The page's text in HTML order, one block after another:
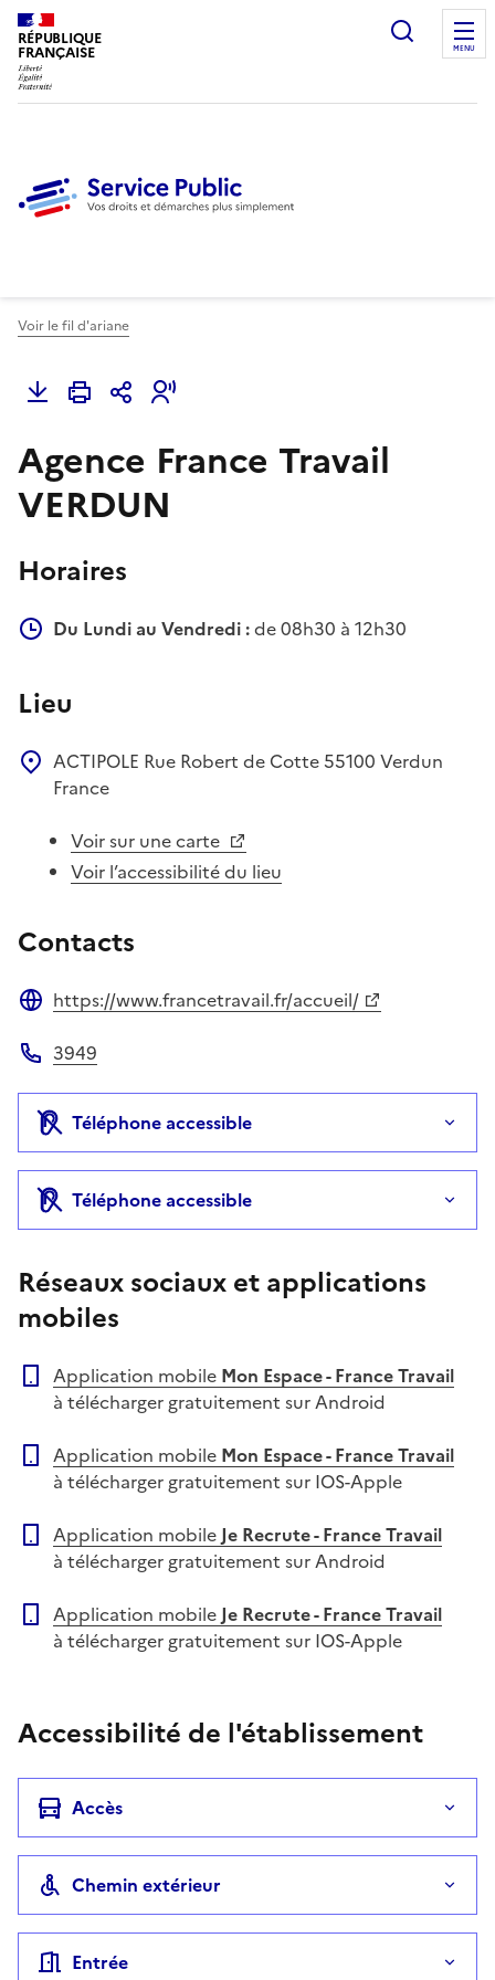
RÉPUBLIQUE
FRANÇAISE
Ouvrir
MENU
Voir le fil d'ariane
Agence France Travail
VERDUN
Horaires
Du Lundi au Vendredi :de 08h30 à 12h30
Lieu
ACTIPOLE Rue Robert de Cotte 55100 Verdun
France
Voir sur une carte
Voir l’accessibilité du lieu
Contacts
https://www.francetravail.fr/accueil/
3949
Téléphone accessible
Téléphone accessible
Réseaux sociaux et applications
mobiles
Application mobile Mon Espace - France Travail
à télécharger gratuitement sur Android
Application mobile Mon Espace - France Travail
à télécharger gratuitement sur IOS-Apple
Application mobile Je Recrute - France Travail
à télécharger gratuitement sur Android
Application mobile Je Recrute - France Travail
à télécharger gratuitement sur IOS-Apple
Accessibilité de l'établissement
Accès
Chemin extérieur
Entrée